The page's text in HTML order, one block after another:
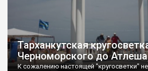
Тарханкутская
Черноморского до
К сожалению настоящей "кругосветки"